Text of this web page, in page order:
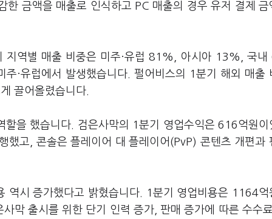
한 금액을 매출로 인식하고 PC 매출의 경우 유저 결제 금
지역별 매출 비중은 미주·유럽 81%, 아시아 13%, 국
·유럽에서 발생했습니다. 펄어비스의 1분기 해외 매출
끌어올렸습니다.
을 했습니다. 검은사막의 1분기 영업수익은 616억원이
했고, 콘솔은 플레이어 대 플레이어(PvP) 콘텐츠 개편과
역시 증가했다고 밝혔습니다. 1분기 영업비용은 1164억
막 출시를 위한 단기 인력 증가, 판매 증가에 따른 수수